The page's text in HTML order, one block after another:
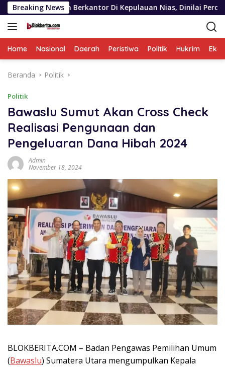
Langsung
ke
konten
Breaking News
Berkantor Di Kepulauan Nias, Dinilai Percepat
Home Nasional Daerah Peristiwa Politik Hukrim
Beranda Politik
Politik
Bawaslu Sumut Akan Cross Check
Realisasi Pengunaan dan
Pengeluaran Dana Hibah 2024
Admin
November 18, 2024
BLOKBERITA.COM – Badan Pengawas Pemilihan Umum
(Bawaslu) Sumatera Utara mengumpulkan Kepala